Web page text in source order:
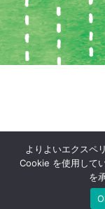
よりよいエクスペ
Cookie を使用して
を